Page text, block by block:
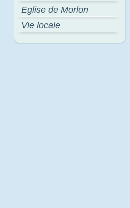
Eglise de Morlon
Vie locale